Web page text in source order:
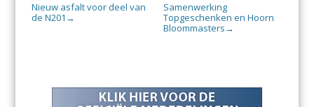
Nieuw asfalt voor deel van
de N201 →
Samenwerking
Topgeschenken en Hoorn
Bloommasters →